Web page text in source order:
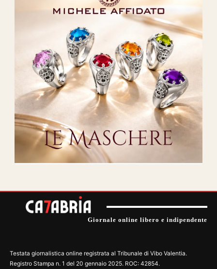
Giornale online libero e indipendente
Testata giornalistica online registrata al Tribunale di Vibo Valentia.
Registro Stampa n. 1 del 20 gennaio 2025. ROC: 42854.